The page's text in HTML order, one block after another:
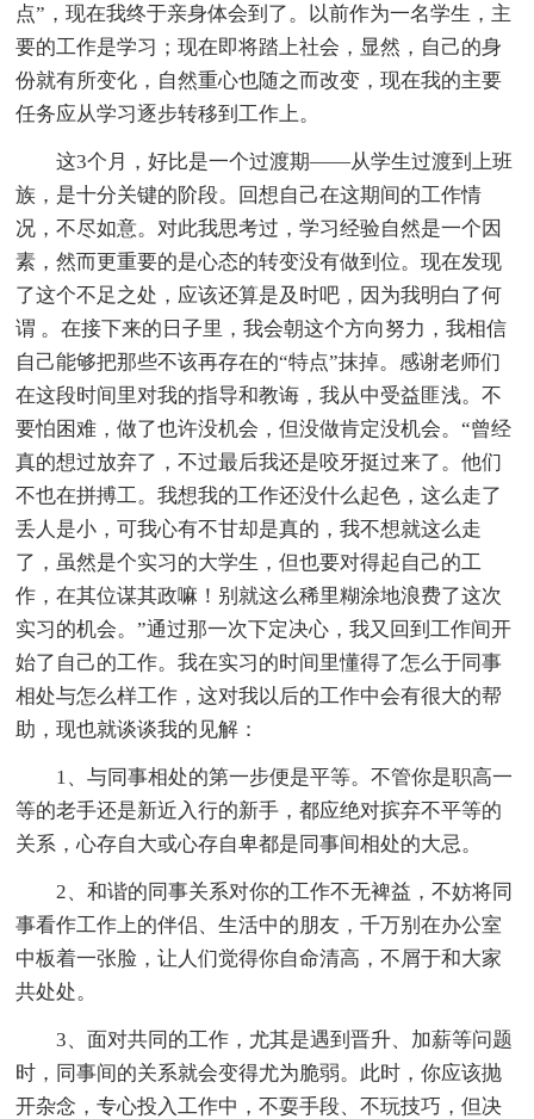
点”，现在我终于亲身体会到了。以前作为一名学生，主
要的工作是学习；现在即将踏上社会，显然，自己的身
份就有所变化，自然重心也随之而改变，现在我的主要
任务应从学习逐步转移到工作上。
这3个月，好比是一个过渡期——从学生过渡到上班
族，是十分关键的阶段。回想自己在这期间的工作情
况，不尽如意。对此我思考过，学习经验自然是一个因
素，然而更重要的是心态的转变没有做到位。现在发现
了这个不足之处，应该还算是及时吧，因为我明白了何
谓 。在接下来的日子里，我会朝这个方向努力，我相信
自己能够把那些不该再存在的“特点”抹掉。感谢老师们
在这段时间里对我的指导和教诲，我从中受益匪浅。不
要怕困难，做了也许没机会，但没做肯定没机会。“曾经
真的想过放弃了，不过最后我还是咬牙挺过来了。他们
不也在拼搏工。我想我的工作还没什么起色，这么走了
丢人是小，可我心有不甘却是真的，我不想就这么走
了，虽然是个实习的大学生，但也要对得起自己的工
作，在其位谋其政嘛！别就这么稀里糊涂地浪费了这次
实习的机会。”通过那一次下定决心，我又回到工作间开
始了自己的工作。我在实习的时间里懂得了怎么于同事
相处与怎么样工作，这对我以后的工作中会有很大的帮
助，现也就谈谈我的见解：
1、与同事相处的第一步便是平等。不管你是职高一
等的老手还是新近入行的新手，都应绝对摈弃不平等的
关系，心存自大或心存自卑都是同事间相处的大忌。
2、和谐的同事关系对你的工作不无裨益，不妨将同
事看作工作上的伴侣、生活中的朋友，千万别在办公室
中板着一张脸，让人们觉得你自命清高，不屑于和大家
共处处。
3、面对共同的工作，尤其是遇到晋升、加薪等问题
时，同事间的关系就会变得尤为脆弱。此时，你应该抛
开杂念，专心投入工作中，不耍手段、不玩技巧，但决